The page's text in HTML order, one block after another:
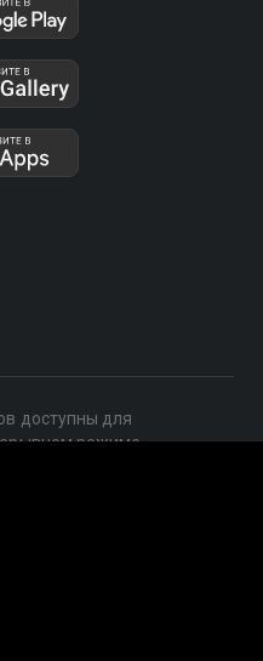
доступны для
режиме,